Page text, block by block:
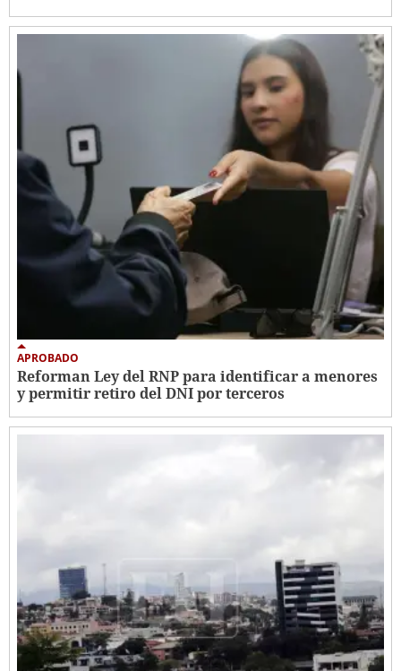
APROBADO
Reforman Ley del RNP para identificar a menores
y permitir retiro del DNI por terceros